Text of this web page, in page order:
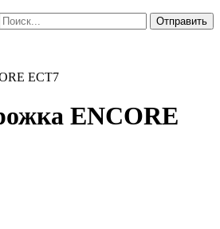
ECT7
ENCORE